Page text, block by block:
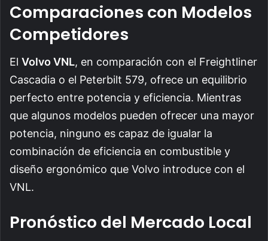
Comparaciones con Modelos
Competidores
El Volvo VNL, en comparación con el Freightliner
Cascadia o el Peterbilt 579, ofrece un equilibrio
perfecto entre potencia y eficiencia. Mientras
que algunos modelos pueden ofrecer una mayor
potencia, ninguno es capaz de igualar la
combinación de eficiencia en combustible y
diseño ergonómico que Volvo introduce con el
VNL.
Pronóstico del Mercado Local